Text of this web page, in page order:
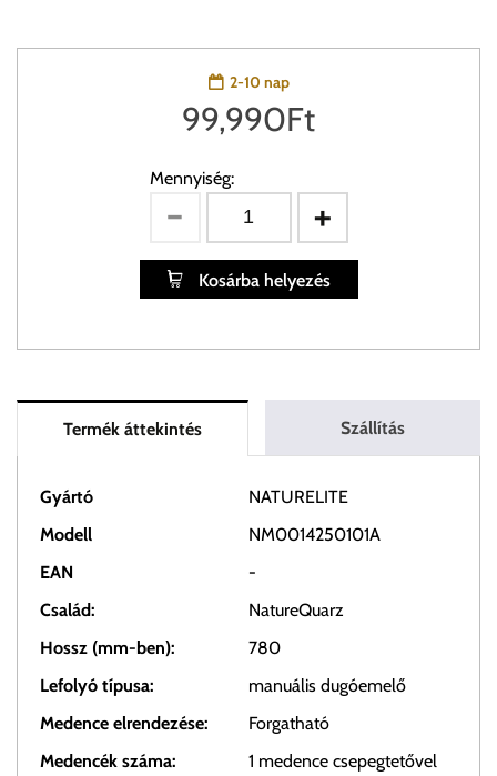
2-10 nap
99,990Ft
Mennyiség:
Kosárba helyezés
Termék áttekintés Szállítás
Gyártó
NATURELITE
Modell
NM0014250101A
EAN
-
Család:
NatureQuarz
Hossz (mm-ben):
780
Lefolyó típusa:
manuális dugóemelő
Medence elrendezése:
Forgatható
Medencék száma:
1 medence csepegtetővel